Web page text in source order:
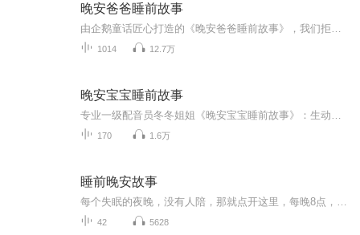
晚安爸爸睡前故事
1014 12.7万
晚安宝宝睡前故事
170 1.6万
睡前晚安故事
42 5628